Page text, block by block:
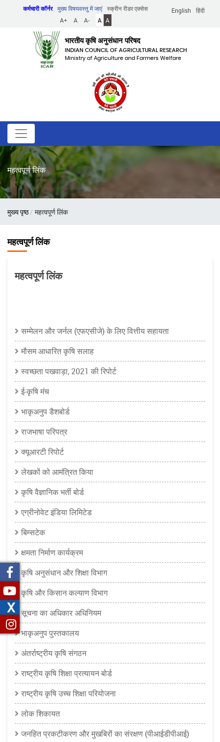
English हिंदी
कर्मचारी कॉर्नर मुख्य विषयवस्तु में जाएं
स्क्रीन रीडर एक्सेस
A+
A A- A A
भारतीय कृषि अनुसंधान परिषद
INDIAN COUNCIL OF AGRICULTURAL RESEARCH
Ministry of Agriculture and Farmers Welfare
महत्वपूर्ण लिंक
पग
मुख्य पृष्ठ महत्वपूर्ण लिंक
महत्वपूर्ण लिंक
महत्वपूर्ण लिंक
Link
configuration
options
सम्मेलन और जर्नल (एफएसीजे) के लिए वित्तीय सहायता
मौसम आधारित कृषि सलाह
स्वच्छता पखवाड़ा, 2021 की रिपोर्ट
ई-कृषि मंच
भाकृअनुप डैशबोर्ड
राजभाषा परिपत्र
क्यूआरटी रिपोर्ट
लेखकों को आमंत्रित किया
कृषि वैज्ञानिक भर्ती बोर्ड
एग्रीनोवेट इंडिया लिमिटेड
बिम्सटेक
क्षमता निर्माण कार्यक्रम
कृषि अनुसंधान और शिक्षा विभाग
कृषि और किसान कल्याण विभाग
सूचना का अधिकार अधिनियम
भाकृअनुप पुस्तकालय
अंतर्राष्ट्रीय कृषि संगठन
राष्ट्रीय कृषि शिक्षा प्रत्यायन बोर्ड
राष्ट्रीय कृषि उच्च शिक्षा परियोजना
लोक शिकायत
जनहित प्रकटीकरण और मुखबिरों का संरक्षण (पीआईडीपीआई)
X